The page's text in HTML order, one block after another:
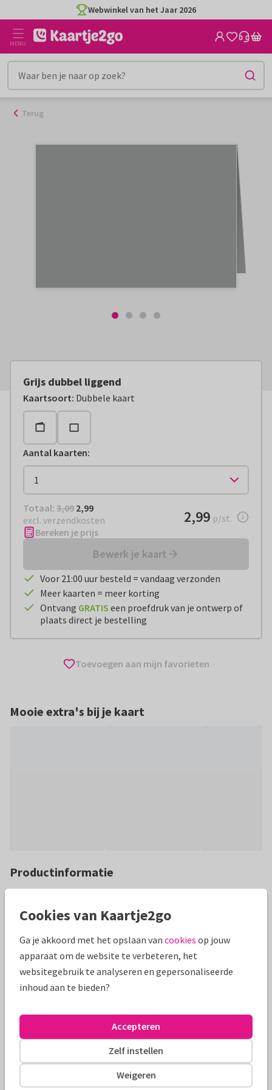
naar
inhoud
Webwinkel van het Jaar 2026
MENU
Terug
Grijs dubbel liggend
Kaartsoort: Dubbele kaart
Aantal kaarten:
Totaal: € 2,99
Totaal: 3,09 2,99
excl. verzendkosten
€ 2,99per stuk
2,99 p/st.
Bereken je prijs
Bewerk je kaart
Voor 21:00 uur besteld = vandaag verzonden
Meer kaarten = meer korting
Ontvang GRATIS een proefdruk van je ontwerp of
plaats direct je bestelling
Toevoegen aan mijn favorieten
Mooie extra's bij je kaart
Productinformatie
in te vullen met foto's en / of tekst.
Alle kaarten zijn helemaal naar wens aan te passen
Kaart maken Redactie Kaartje2go
15 x 21 cm
Prijs p/s
0,49Gratis
Cookies van Kaartje2go
Ga je akkoord met het opslaan van cookies op jouw
apparaat om de website te verbeteren, het
websitegebruik te analyseren en gepersonaliseerde
inhoud aan te bieden?
Weigeren
Zelf instellen
Accepteren